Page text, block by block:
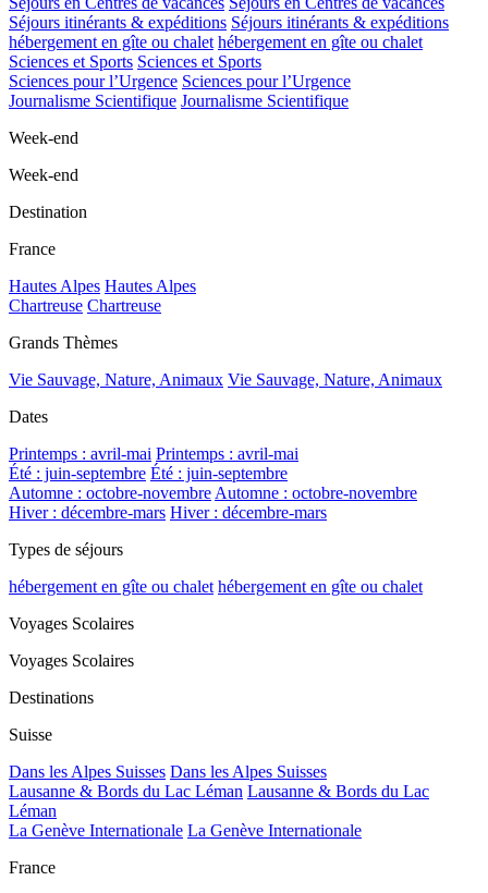
Séjours itinérants & expéditions Séjours itinérants & expéditions
hébergement en gîte ou chalet hébergement en gîte ou chalet
Sciences et Sports Sciences et Sports
Sciences pour l’Urgence Sciences pour l’Urgence
Journalisme Scientifique Journalisme Scientifique
Week-end
Week-end
Destination
France
Hautes Alpes Hautes Alpes
Chartreuse Chartreuse
Grands Thèmes
Vie Sauvage, Nature, Animaux Vie Sauvage, Nature, Animaux
Dates
Printemps : avril-mai Printemps : avril-mai
Été : juin-septembre Été : juin-septembre
Automne : octobre-novembre Automne : octobre-novembre
Hiver : décembre-mars Hiver : décembre-mars
Types de séjours
hébergement en gîte ou chalet hébergement en gîte ou chalet
Voyages Scolaires
Voyages Scolaires
Destinations
Suisse
Dans les Alpes Suisses Dans les Alpes Suisses
Lausanne & Bords du Lac Léman Lausanne & Bords du Lac
Léman
La Genève Internationale La Genève Internationale
France